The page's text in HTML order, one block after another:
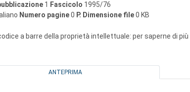
1 Fascicolo 1995/76
Numero pagine0 P. Dimensione file0 KB
codice a barre della proprietà intellettuale: per saperne di più
ANTEPRIMA